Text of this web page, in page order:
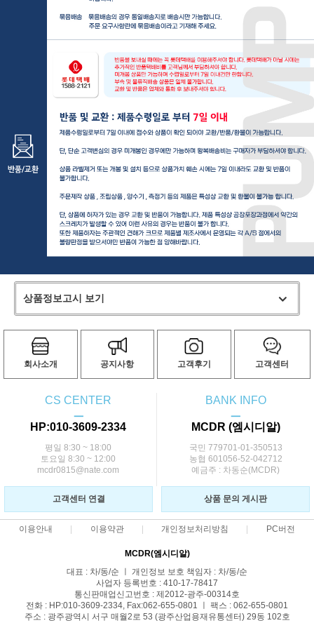
상품정보고시 보기
회사소개 공지사항 고객후기 고객센터
CS CENTER
ㅡ
HP:010-3609-2334
평일 8:30 ~ 18:00
토요일 8:30 ~ 12:00
mcdr0815@nate.com
BANK INFO
ㅡ
MCDR (엠시디알)
국민 779701-01-350513
농협 601056-52-042712
예금주 : 차동순(MCDR)
고객센터 연결 상품 문의 게시판
이용안내 이용약관 개인정보처리방침 PC버전
MCDR(엠시디알)
대표 : 차/동/순 ㅣ 개인정보 보호 책임자 : 차/동/순
사업자 등록번호 : 410-17-78417
통신판매업신고번호 : 제2012-광주-00314호
전화 : HP:010-3609-2334, Fax:062-655-0801 ㅣ 팩스 : 062-655-0801
주소 : 광주광역시 서구 매월2로 53 (광주산업용재유통센터) 29동 102호